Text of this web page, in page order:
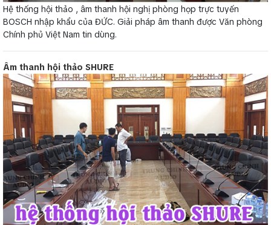
Hệ thống hội thảo , âm thanh hội nghị phòng họp trực tuyến
BOSCH nhập khẩu của ĐỨC. Giải pháp âm thanh được Văn phòng
Chính phủ Việt Nam tin dùng.
Âm thanh hội thảo SHURE